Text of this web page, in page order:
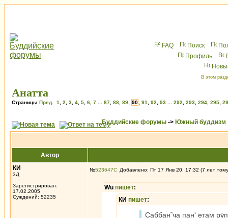
FAQ Поиск
Профиль
В этом
Анатта
Страницы Пред. 1 2 3 4 5 6 7 87 88 89 90 91 92 93 292 293 294 295
Буддийские форумы -> Южный буддизм
Автор
КИ
3Д
Зарегистрирован:
17.02.2005
Суждений: 52235
№523647 Добавлено: Пт 17 Янв 20, 17:32 (7 лет
Wu пишет:
КИ пишет:
Саббан̃ ча пан' етам̣